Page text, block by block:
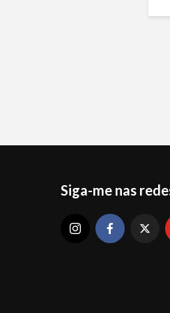
Siga-me nas